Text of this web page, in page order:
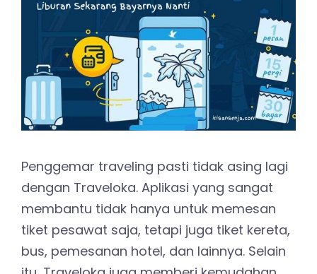
Penggemar traveling pasti tidak asing lagi
dengan Traveloka. Aplikasi yang sangat
membantu tidak hanya untuk memesan
tiket pesawat saja, tetapi juga tiket kereta,
bus, pemesanan hotel, dan lainnya. Selain